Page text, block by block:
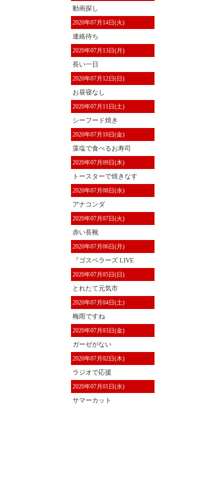
動画探し
2020年07月14日(火)
連絡待ち
2020年07月13日(月)
長い一日
2020年07月12日(日)
お昼寝なし
2020年07月11日(土)
シーフード焼き
2020年07月10日(金)
藻塩で食べるお寿司
2020年07月09日(木)
トースターで焼きなす
2020年07月08日(水)
アナコンダ
2020年07月07日(火)
赤い長靴
2020年07月06日(月)
『ゴスペラーズ LIVE
2020年07月05日(日)
とれたて元気市
2020年07月04日(土)
梅雨ですね
2020年07月03日(金)
ガーゼがない
2020年07月02日(木)
ラジオで応援
2020年07月01日(水)
サマーカット